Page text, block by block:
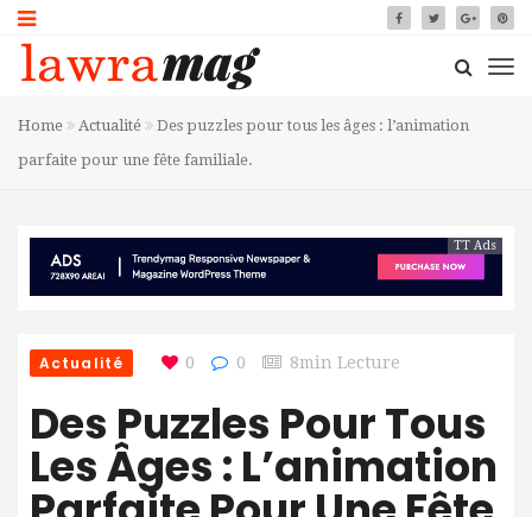
Home Actualité
Des puzzles pour tous les âges : l’animation
parfaite pour une fête familiale.
TT Ads
Actualité 0 0 8min Lecture
Des Puzzles Pour Tous
Les Âges : L’animation